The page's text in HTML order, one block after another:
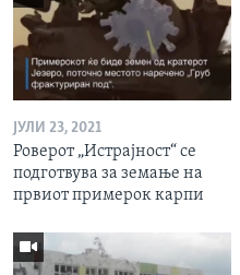
ЈУЛИ 23, 2021
Роверот „Истрајност“ се
подготвува за земање на
првиот примерок карпи